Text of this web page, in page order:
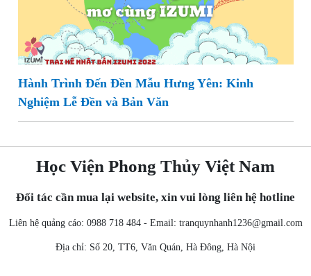
Hành Trình Đến Đền Mẫu Hưng Yên: Kinh
Nghiệm Lễ Đền và Bản Văn
Học Viện Phong Thủy Việt Nam
Đối tác cần mua lại website, xin vui lòng liên hệ hotline
Liên hệ quảng cáo: 0988 718 484 - Email: tranquynhanh1236@gmail.com
Địa chỉ: Số 20, TT6, Văn Quán, Hà Đông, Hà Nội